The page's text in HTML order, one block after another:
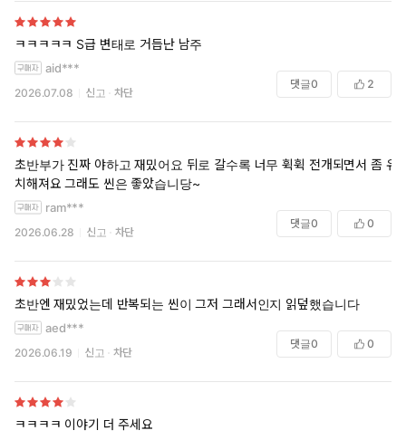
ㅋㅋㅋㅋㅋ S급 변태로 거듭난 남주
aid***
2026.07.08 신고 차단
댓글0 2
초반부가 진짜 야하고 재밌어요 뒤로 갈수록 너무 휙휙 전개되면서 좀 유
치해져요 그래도 씬은 좋았습니당~
ram***
2026.06.28 신고 차단
댓글0 0
초반엔 재밌었는데 반복되는 씬이 그저 그래서인지 읽덮했습니다
aed***
2026.06.19 신고 차단
댓글0 0
ㅋㅋㅋㅋ 이야기 더 주세요